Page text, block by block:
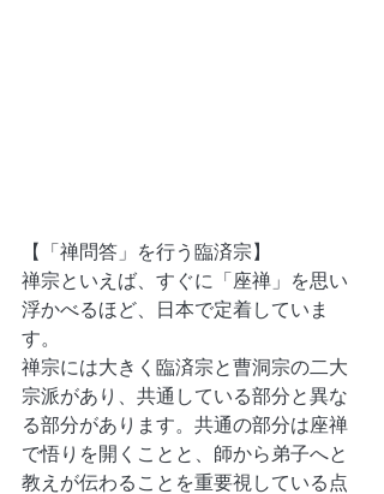
【「禅問答」を行う臨済宗】
禅宗といえば、すぐに「座禅」を思い
浮かべるほど、日本で定着していま
す。
禅宗には大きく臨済宗と曹洞宗の二大
宗派があり、共通している部分と異な
る部分があります。共通の部分は座禅
で悟りを開くことと、師から弟子へと
教えが伝わることを重要視している点